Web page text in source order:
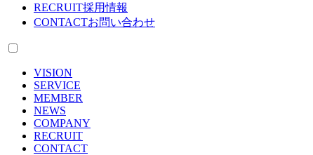
RECRUIT採用情報
CONTACTお問い合わせ
VISION
SERVICE
MEMBER
NEWS
COMPANY
RECRUIT
CONTACT